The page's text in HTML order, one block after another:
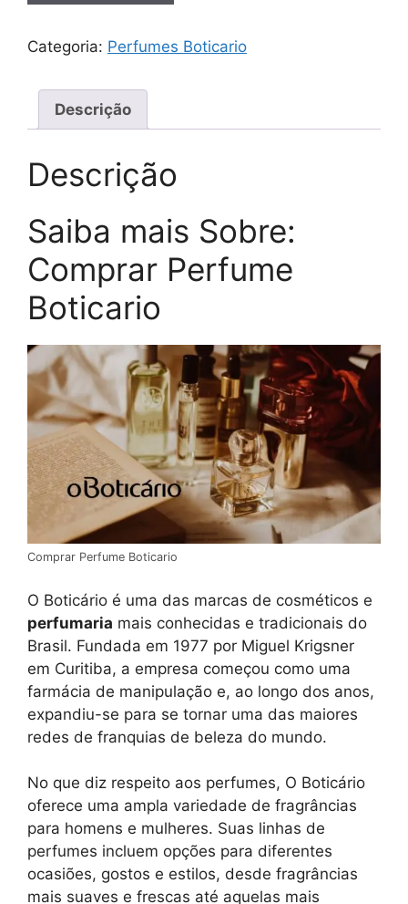
Categoria: Perfumes Boticario
Descrição
Descrição
Saiba mais Sobre:
Comprar Perfume
Boticario
Comprar Perfume Boticario
O Boticário é uma das marcas de cosméticos e
perfumaria mais conhecidas e tradicionais do
Brasil. Fundada em 1977 por Miguel Krigsner
em Curitiba, a empresa começou como uma
farmácia de manipulação e, ao longo dos anos,
expandiu-se para se tornar uma das maiores
redes de franquias de beleza do mundo.
No que diz respeito aos perfumes, O Boticário
oferece uma ampla variedade de fragrâncias
para homens e mulheres. Suas linhas de
perfumes incluem opções para diferentes
ocasiões, gostos e estilos, desde fragrâncias
mais suaves e frescas até aquelas mais